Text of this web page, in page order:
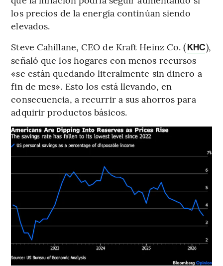
los precios de la energía continúan siendo
elevados.
Steve Cahillane, CEO de Kraft Heinz Co. (KHC),
señaló que los hogares con menos recursos
«se están quedando literalmente sin dinero a
fin de mes». Esto los está llevando, en
consecuencia, a recurrir a sus ahorros para
adquirir productos básicos.